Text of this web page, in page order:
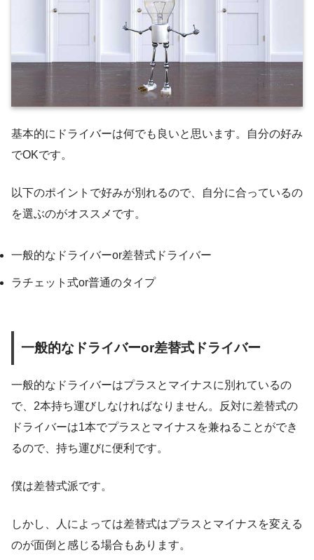
基本的にドライバーは何でも良いと思います。自分の好み
でOKです。
以下のポイントで好みが別れるので、自分に合っているの
を選ぶのがオススメです。
一般的なドライバーor差替式ドライバー
ラチェット式or普通のタイプ
一般的なドライバーor差替式ドライバー
一般的なドライバーはプラスとマイナスに別れているの
で、2本持ち運びしなければなりません。反対に差替式の
ドライバーは1本でプラスとマイナスを兼ねることができ
るので、持ち運びに便利です。
僕は差替式派です。
しかし、人によっては差替式はプラスとマイナスを変える
のが面倒と感じる場合もあります。